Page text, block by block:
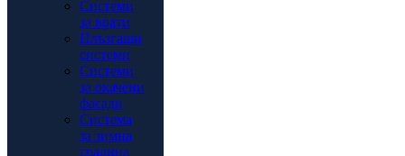
Системи
за врати
Плъзгащи
системи
Системи
за окачени
фасади
Система
за зимна
градина